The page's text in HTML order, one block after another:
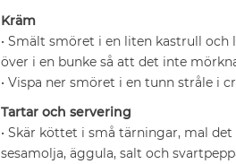
Kräm
• Smält smöret i en liten kastrull
över i en bunke så att det inte
• Vispa ner smöret i en tunn stråle i
Tartar och servering
• Skär köttet i små tärningar, mal
sesamolja, äggula, salt och